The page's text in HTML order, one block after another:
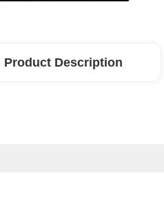
Product Description